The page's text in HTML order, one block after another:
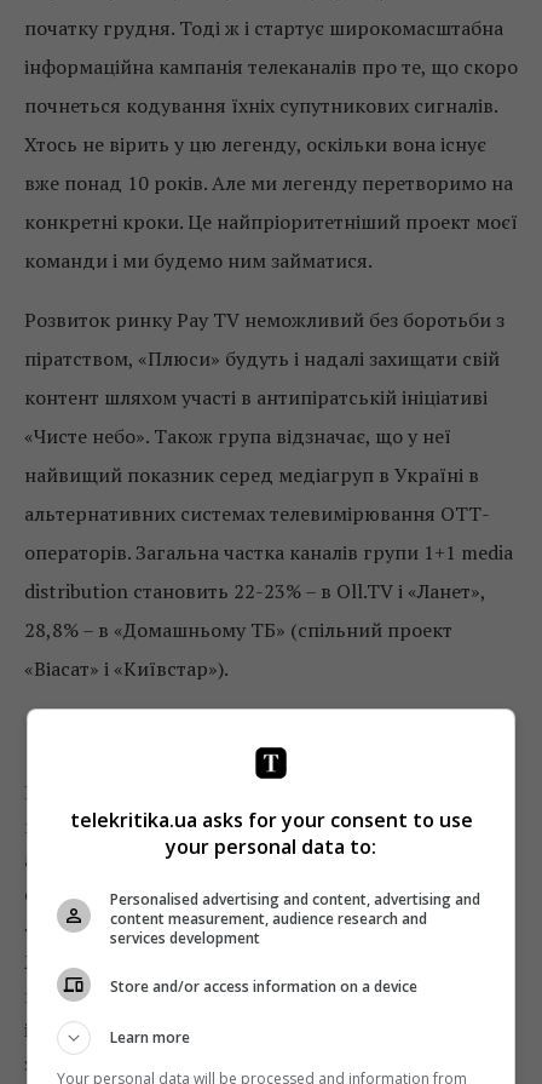
початку грудня. Тоді ж і стартує широкомасштабна
інформаційна кампанія телеканалів про те, що скоро
почнеться кодування їхніх супутникових сигналів.
Хтось не вірить у цю легенду, оскільки вона існує
вже понад 10 років. Але ми легенду перетворимо на
конкретні кроки. Це найпріоритетніший проект моєї
команди і ми будемо ним займатися.
Розвиток ринку Pay TV неможливий без боротьби з
піратством, «Плюси» будуть і надалі захищати свій
контент шляхом участі в антипіратській ініціативі
«Чисте небо». Також група відзначає, що у неї
найвищий показник серед медіагруп в Україні в
альтернативних системах телевимірювання ОТТ-
операторів. Загальна частка каналів групи 1+1 media
distribution становить 22-23% – в Oll.TV і «Ланет»,
28,8% – в «Домашньому ТБ» (спільний проект
«Віасат» і «Київстар»).
Іван Примаков акцентував на успіхах «2+2» – канал
цього року увійшов до топ-5 за часткою чоловічої
аудиторії завдяки своїм детективним серіалам і
футболу. На ТЕТ були відзначені скетчкоми, на
«ПлюсПлюс» – мультфільми Disney і Viacom.
Жіночий канал «Бігуді» – наймолодший канал
групи, його контент – це «Сімейні мелодрами»,
індійська багатосерійна драма «Я говорю так,
згодна», турецька драма «Кохання проти долі».
telekritika.ua asks for your consent to use
your personal data to:
Personalised advertising and content, advertising and
content measurement, audience research and
services development
Store and/or access information on a device
Learn more
Your personal data will be processed and information from